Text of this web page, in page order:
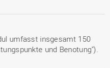
umfasst insgesamt 150
und Benotung").